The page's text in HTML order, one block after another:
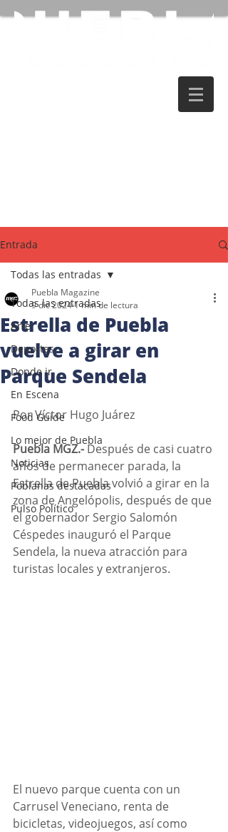
Entrada
Todas las entradas
Arte
Deportes
Donde ir
En Escena
Food Guide
Lo mejor de Puebla
Noticias
Poblanas destacadas
Pulso Político
Todas las entradas
Estrella de Puebla
vuelve a girar en
Parque Sendela
Puebla Magazine
9 dic 2024 1 min de lectura
Por Víctor Hugo Juárez
Puebla MGZ.- Después de casi cuatro
años de permanecer parada, la
Estrella de Puebla volvió a girar en la
zona de Angelópolis, después de que
el gobernador Sergio Salomón
Céspedes inauguró el Parque
Sendela, la nueva atracción para
turistas locales y extranjeros.
El nuevo parque cuenta con un
Carrusel Veneciano, renta de
bicicletas, videojuegos, así como